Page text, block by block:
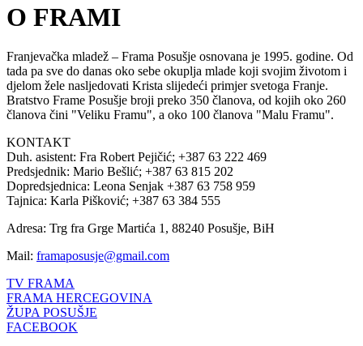
O FRAMI
Franjevačka mladež – Frama Posušje osnovana je 1995. godine. Od
tada pa sve do danas oko sebe okuplja mlade koji svojim životom i
djelom žele nasljedovati Krista slijedeći primjer svetoga Franje.
Bratstvo Frame Posušje broji preko 350 članova, od kojih oko 260
članova čini "Veliku Framu", a oko 100 članova "Malu Framu".
KONTAKT
Duh. asistent: Fra Robert Pejičić; +387 63 222 469
Predsjednik: Mario Bešlić; +387 63 815 202
Dopredsjednica: Leona Senjak +387 63 758 959
Tajnica: Karla Pišković; +387 63 384 555
Adresa: Trg fra Grge Martića 1, 88240 Posušje, BiH
Mail: framaposusje@gmail.com
TV FRAMA
FRAMA HERCEGOVINA
ŽUPA POSUŠJE
FACEBOOK